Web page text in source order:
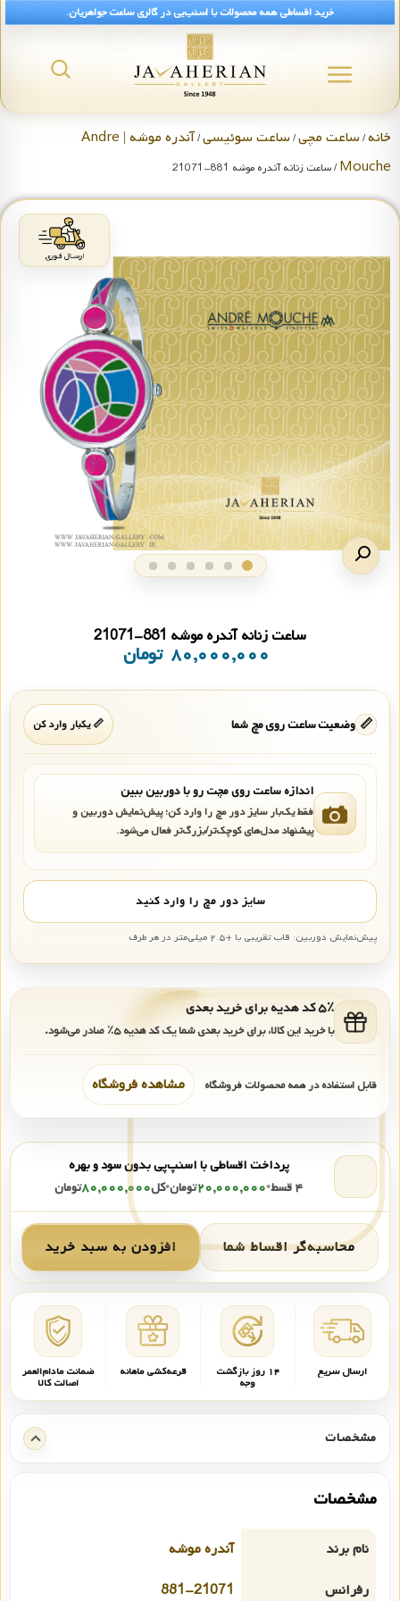
خرید اقساطی همه محصولات با اسنپ‌پی در گالری ساعت جواهریان.
خانه/ساعت مچی/ساعت سوئیسی/
آندره موشه | Andre
Mouche/ ساعت زنانه آندره موشه 881-21071
ساعت زنانه آندره موشه 881-21071
۸۰,۰۰۰,۰۰۰ تومان
📏 وضعیت ساعت روی مچ شما 📏 یکبار وارد کن
اندازه ساعت روی مچت رو با دوربین ببین
فقط یک‌بار سایز دور مچ را وارد کن؛ پیش‌نمایش دوربین و
پیشنهاد مدل‌های کوچک‌تر/بزرگ‌تر فعال می‌شود.
سایز دور مچ را وارد کنید
پیش‌نمایش دوربین: قاب تقریبی با +۲.۵ میلی‌متر در هر طرف
۵٪ کد هدیه برای خرید بعدی
با خرید این کالا، برای خرید بعدی شما یک کد هدیه۵٪ صادر می‌شود.
قابل استفاده در همه محصولات فروشگاه مشاهده فروشگاه
پرداخت اقساطی با اسنپ‌پی بدون سود و بهره
۴ قسط
•۲۰,۰۰۰,۰۰۰تومان•کل۸۰,۰۰۰,۰۰۰تومان
محاسبه‌گر اقساط شما افزودن به سبد خرید
ارسال سریع ۱۴ روز بازگشت
وجه
قرعه‌کشی ماهانه ضمانت مادام‌العمر
اصالت کالا
مشخصات
مشخصات
نام برند
آندره موشه
رفرانس
881-21071